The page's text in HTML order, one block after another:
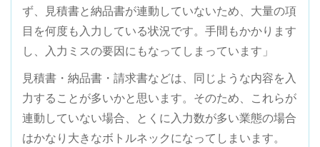
ず、見積書と納品書が連動していないため、大量の項
目を何度も入力している状況です。手間もかかります
し、入力ミスの要因にもなってしまっています」
見積書・納品書・請求書などは、同じような内容を入
力することが多いかと思います。そのため、これらが
連動していない場合、とくに入力数が多い業態の場合
はかなり大きなボトルネックになってしまいます。